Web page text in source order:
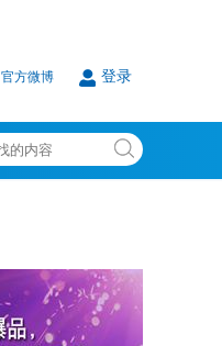
官方微博 登录